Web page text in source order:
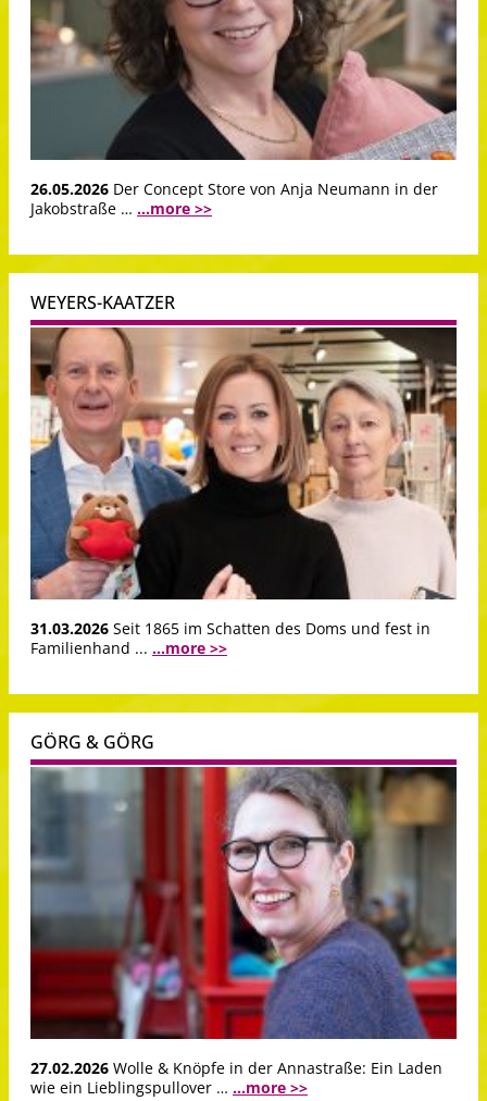
26.05.2026 Der Concept Store von Anja Neumann in der
Jakobstraße … ...more >>
WEYERS-KAATZER
31.03.2026 Seit 1865 im Schatten des Doms und fest in
Familienhand ... ...more >>
GÖRG & GÖRG
27.02.2026 Wolle & Knöpfe in der Annastraße: Ein Laden
wie ein Lieblingspullover … ...more >>